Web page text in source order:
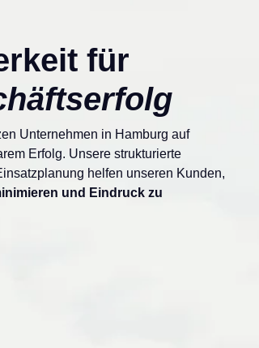
für
Unternehmen in Hamburg auf
Erfolg. Unsere strukturierte
helfen unseren Kunden,
und Eindruck zu